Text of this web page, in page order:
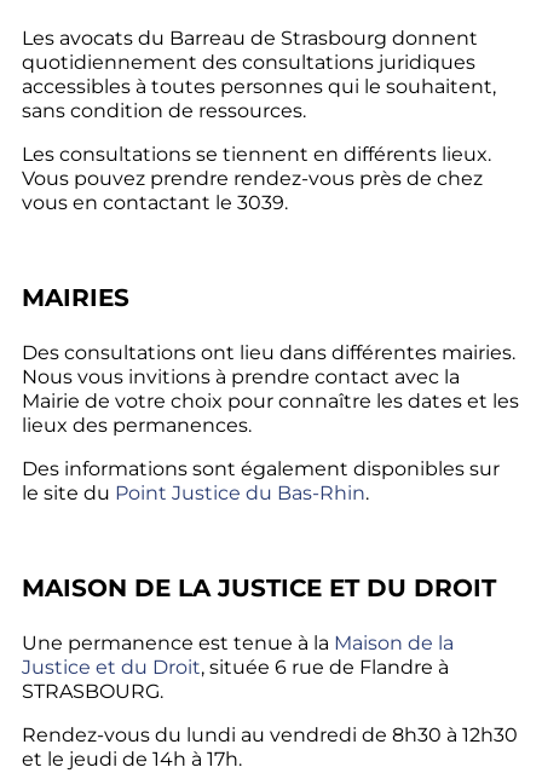
Les avocats du Barreau de Strasbourg donnent
quotidiennement des consultations juridiques
accessibles à toutes personnes qui le souhaitent,
sans condition de ressources.
Les consultations se tiennent en différents lieux.
Vous pouvez prendre rendez-vous près de chez
vous en contactant le 3039.
MAIRIES
Des consultations ont lieu dans différentes mairies.
Nous vous invitions à prendre contact avec la
Mairie de votre choix pour connaître les dates et les
lieux des permanences.
Des informations sont également disponibles sur
le site du Point Justice du Bas-Rhin.
MAISON DE LA JUSTICE ET DU DROIT
Une permanence est tenue à la Maison de la
Justice et du Droit, située 6 rue de Flandre à
STRASBOURG.
Rendez-vous du lundi au vendredi de 8h30 à 12h30
et le jeudi de 14h à 17h.